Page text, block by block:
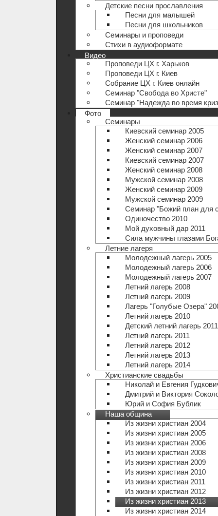
Детские песни прославления
Песни для малышей
Песни для школьников
Семинары и проповеди
Стихи в аудиоформате
Видео
Проповеди ЦХ г. Харьков
Проповеди ЦХ г. Киев
Собрание ЦХ г. Киев онлайн
Семинар "Свобода во Христе"
Семинар "Надежда во время
Фото
Семинары
Киевский семинар 2005
Женский семинар 2006
Женский семинар 2007
Киевский семинар 2007
Женский семинар 2008
Мужской семинар 2008
Женский семинар 2009
Мужской семинар 2009
Семинар "Божий план для
Одиночество 2010
Мой духовный дар 2011
Сила мужчины глазами
Летние лагеря
Молодежный лагерь 2005
Молодежный лагерь 2006
Молодежный лагерь 2007
Летний лагерь 2008
Летний лагерь 2009
Лагерь "Голубые Озера"
Летний лагерь 2010
Детский летний лагерь 2011
Летний лагерь 2011
Летний лагерь 2012
Летний лагерь 2013
Летний лагерь 2014
Христианские свадьбы
Николай и Евгения
Дмитрий и Виктория
Юрий и София Бублик
Наша община
Из жизни христиан 2004
Из жизни христиан 2005
Из жизни христиан 2006
Из жизни христиан 2008
Из жизни христиан 2009
Из жизни христиан 2010
Из жизни христиан 2011
Из жизни христиан 2012
Из жизни христиан 2013
Из жизни христиан 2014